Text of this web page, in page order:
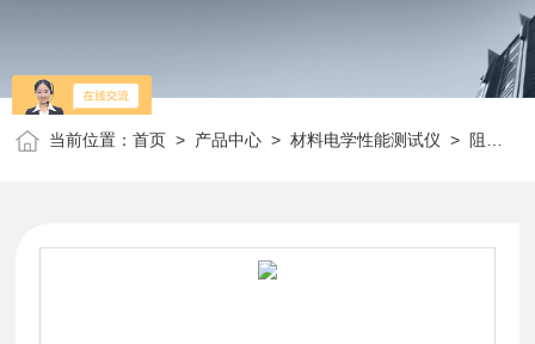
当前位置：首页 > 产品中心 >材料电学性能测试仪 > 阻抗分析仪